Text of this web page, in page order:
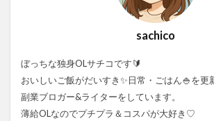
sachico
ぼっちな独身OLサチコです🔰
おいしいご飯がだいすき✨日常・ごはん🍚を更
副業ブロガー&ライターをしています。
薄給OLなのでプチプラ＆コスパが大好き♡